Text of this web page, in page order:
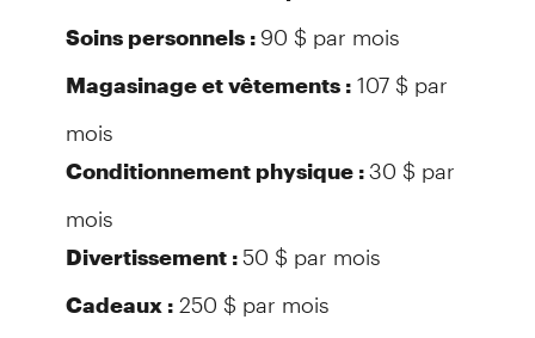
Soins personnels : 90 $ par mois
Magasinage et vêtements :107 $ par
mois
Conditionnement physique : 30 $ par
mois
Divertissement : 50 $ par mois
Cadeaux :250 $ par mois